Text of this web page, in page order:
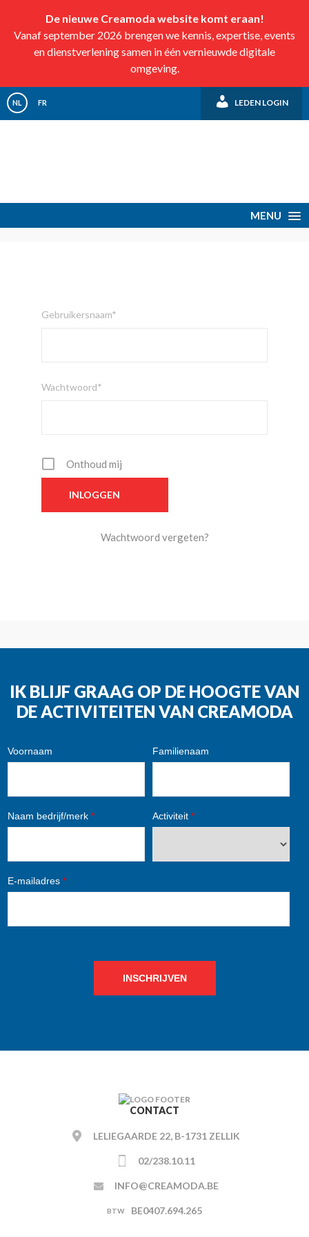
De nieuwe Creamoda website komt eraan!
Vanaf september 2026 brengen we kennis, expertise, events
en dienstverlening samen in één vernieuwde digitale
omgeving.
NL FR LEDEN LOGIN
MENU
Gebruikersnaam*
Wachtwoord*
Onthoud mij
Wachtwoord vergeten?
IK BLIJF GRAAG OP DE HOOGTE VAN
DE ACTIVITEITEN VAN CREAMODA
Voornaam Familienaam
Naam bedrijf/merk * Activiteit *
E-mailadres *
INSCHRIJVEN
CONTACT
LELIEGAARDE 22, B-1731 ZELLIK
02/238.10.11
INFO@CREAMODA.BE
BE0407.694.265